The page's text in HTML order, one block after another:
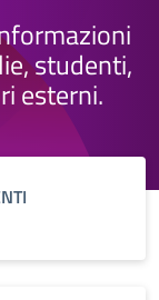
studenti,
esterni.